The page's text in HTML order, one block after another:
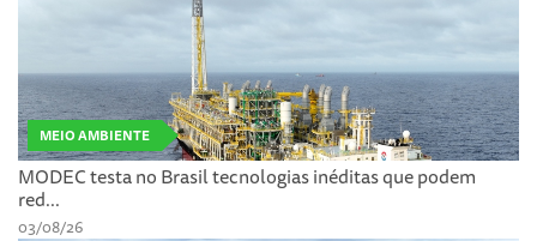
MEIO AMBIENTE
MODEC testa no Brasil tecnologias inéditas que podem
red...
03/08/26